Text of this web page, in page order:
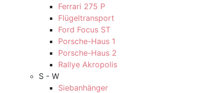
Ferrari 275 P
Flügeltransport
Ford Focus ST
Porsche-Haus 1
Porsche-Haus 2
Rallye Akropolis
S - W
Siebanhänger